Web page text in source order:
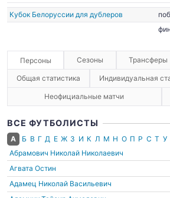
Кубок Белоруссии для дублеров
Персоны Сезоны Трансферы
Общая статистика Индивидуальная
Неофициальные матчи
ВСЕ ФУТБОЛИСТЫ
А Б В Г Д Е Ж З И К Л М Н О П Р С Т У
Абрамович Николай Николаевич
Агвата Остин
Адамец Николай Васильевич